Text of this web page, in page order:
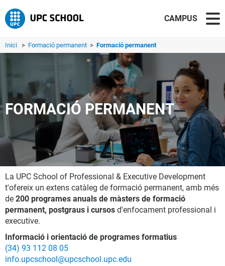
CAMPUS
Inici > Formació permanent > Formació permanent
FORMACIÓ PERMANENT
La UPC School of Professional & Executive Development
t'ofereix un extens catàleg de formació permanent, amb més
de 200 programes anuals de màsters de formació
permanent, postgraus i cursos d'enfocament professional i
executive.
Informació i orientació de programes formatius
(34) 93 112 08 05
info.upcschool@upcschool.upc.edu